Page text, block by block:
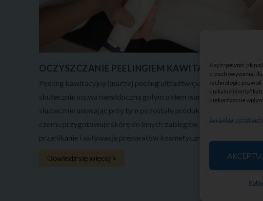
Aby zapewnić jak
przechowywania i/
technologie pozwoli
unikalne
niekorzystnie
Zarządzaj serwisami
AKCEPTUJ
OCZYSZCZANIE PEELINGIEM KAWITACYJNYM
Peeling kawitacyjny (inaczej peeling ultradźwiękowy) działa
skutecznie usuwa niewidoczną gołym okiem warstwę martwych
skutecznie usuwając przy tym pozostałe produkty przemiany
czemu przygotowuje skórę do innych zabiegów kosmetycznych
przenikanie i aktywację preparatów kosmetycznych w głąb skóry.
Dowiedz się więcej >